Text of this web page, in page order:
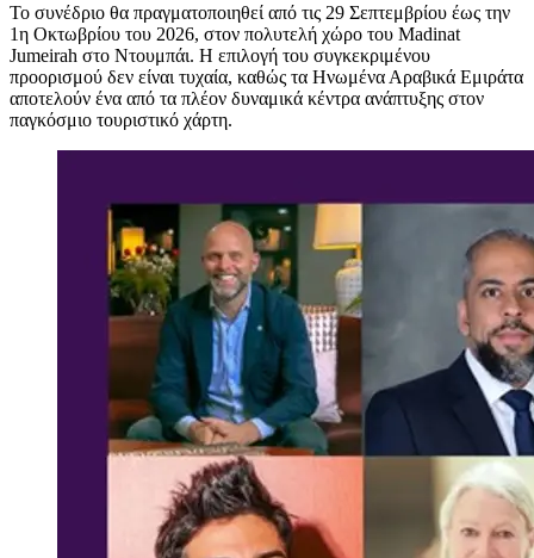
Το συνέδριο θα πραγματοποιηθεί από τις 29 Σεπτεμβρίου έως την
1η Οκτωβρίου του 2026, στον πολυτελή χώρο του Madinat
Jumeirah στο Ντουμπάι. Η επιλογή του συγκεκριμένου
προορισμού δεν είναι τυχαία, καθώς τα Ηνωμένα Αραβικά Εμιράτα
αποτελούν ένα από τα πλέον δυναμικά κέντρα ανάπτυξης στον
παγκόσμιο τουριστικό χάρτη.